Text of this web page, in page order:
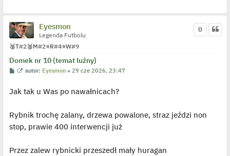
Eyesmon
Legenda Futbolu
🥈T#2🥈M#2⭐R#4⭐W#9
Domek nr 10 (temat luźny)
0
P
t
W
w
i
l
o
d
autor: Eyesmon »29 cze 2026, 23:47
Jak tak u Was po nawałnicach?
Rybnik trochę zalany, drzewa powalone, straz jeździ non
stop, prawie 400 interwencji już
Przez zalew rybnicki przeszedł mały huragan